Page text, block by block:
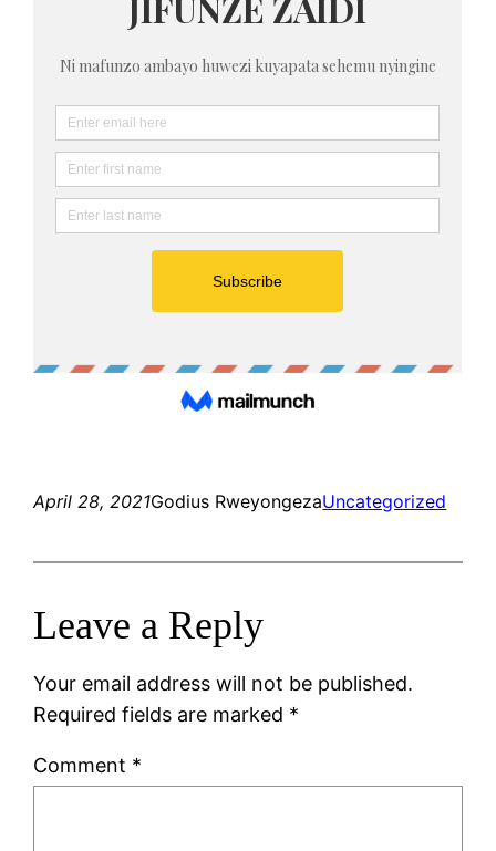
April 28, 2021Godius RweyongezaUncategorized
Leave a Reply
Your email address will not be published.
Required fields are marked *
Comment *